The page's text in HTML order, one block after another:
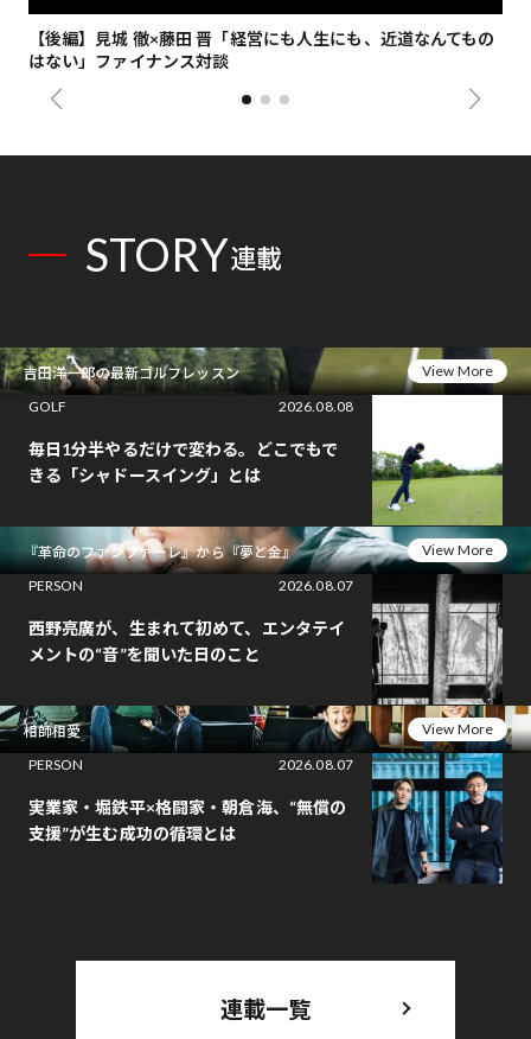
【後編】見城 徹×藤田 晋「経営にも人生にも、近道なんてもの
はない」ファイナンス対談
STORY連載
吉田洋一郎の最新ゴルフレッスン
View More
GOLF
2026.08.08
毎日1分半やるだけで変わる。どこでもで
きる「シャドースイング」とは
『革命のファンファーレ』から『夢と金』
View More
PERSON
2026.08.07
西野亮廣が、生まれて初めて、エンタテイ
メントの“音”を聞いた日のこと
相師相愛
View More
PERSON
2026.08.07
実業家・堀鉄平×格闘家・朝倉海、“無償の
支援”が生む成功の循環とは
連載一覧